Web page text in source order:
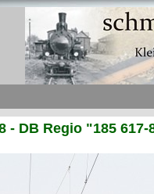
- DB Regio "185 617-